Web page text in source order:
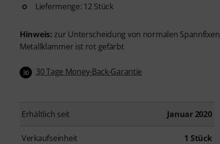
Liefermenge: 12 Stück
Hinweis:zur Unterscheidung von normalen
Metallklammer ist rot gefärbt
30 30 Tage Money-Back-Garantie
Erhältlich seit Januar 2020
Verkaufseinheit 1 Stück